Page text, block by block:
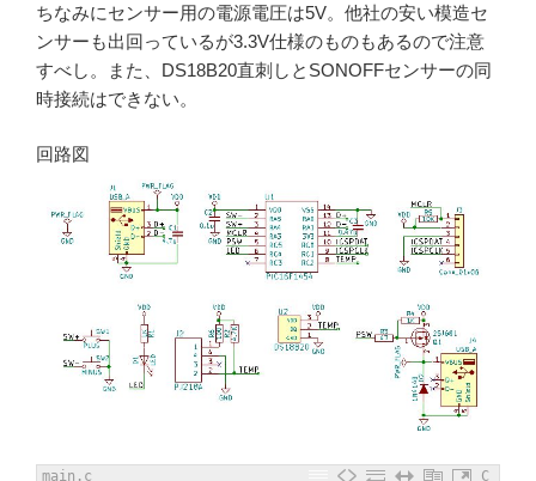
ちなみにセンサー用の電源電圧は5V。他社の安い模造セ
ンサーも出回っているが3.3V仕様のものもあるので注意
すべし。また、DS18B20直刺しとSONOFFセンサーの同
時接続はできない。
回路図
main.c
C